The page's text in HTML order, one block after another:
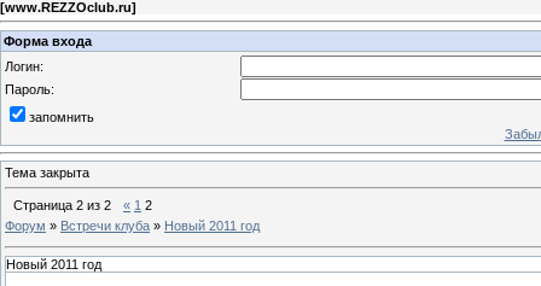
[www.REZZOclub.ru]
Форма входа
Логин:
Пароль:
запомнить
Тема закрыта
Страница 2 из 2 « 1 2
Форум » Встречи клуба » Новый 2011 год
Новый 2011 год